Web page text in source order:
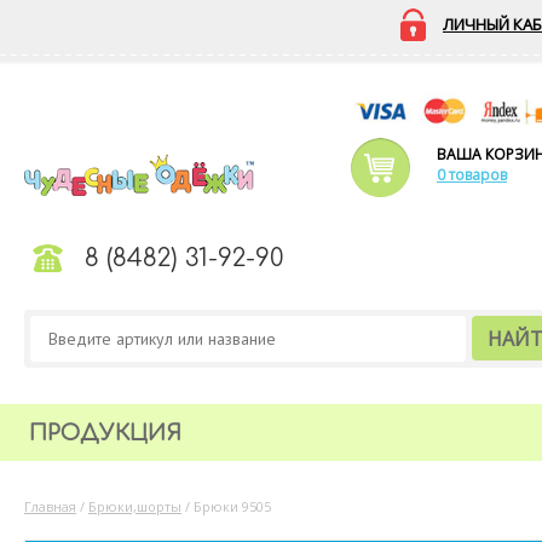
ЛИЧНЫЙ
8 (8482) 31-92-90
ВАША
0 товаров
ПРОДУКЦИЯ
Главная / Брюки,шорты / Брюки 9505